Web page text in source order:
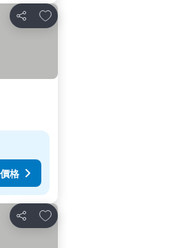
分享
加入我的最愛
格
分享
加入我的最愛